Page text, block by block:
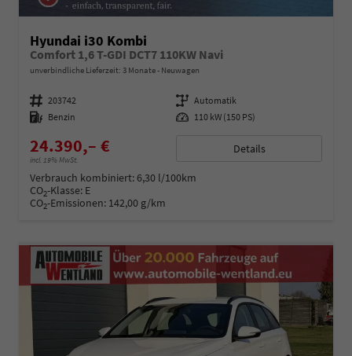
Hyundai i30 Kombi
Comfort 1,6 T-GDI DCT7 110KW Navi
unverbindliche Lieferzeit: 3 Monate Neuwagen
Fahrzeugnummer 203742 Getriebe Automatik
Kraftstoff Benzin Leistung 110 kW (150 PS)
24.390,– €
incl. 19% MwSt.
Details
Verbrauch kombiniert:6,30 l/100km
CO2-Klasse: E
CO2-Emissionen: 142,00 g/km